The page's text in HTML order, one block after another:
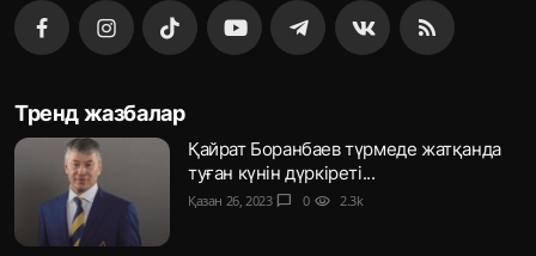
Тренд жазбалар
Қайрат Боранбаев түрмеде жатқанда
туған күнін дүркіреті...
Қазан 26, 2023 chat_bubble 0 visibility 2.3k